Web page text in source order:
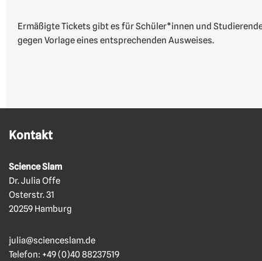
Ermäßigte Tickets gibt es für Schüler*innen und
gegen Vorlage eines entsprechenden Ausweises.
Kontakt
Science Slam
Dr. Julia Offe
Osterstr. 31
20259 Hamburg
julia@scienceslam.de
Telefon: +49 (0)40 88237519